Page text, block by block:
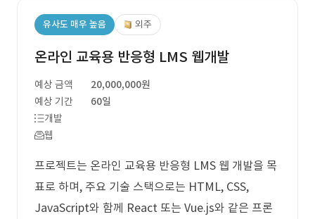
유사도 매우 높음 외주
온라인 교육용 반응형 LMS 웹개발
예상 금액
20,000,000원
예상 기간
60일
개발
웹
프로젝트는 온라인 교육용 반응형 LMS 웹 개발을 목
표로 하며, 주요 기술 스택으로는 HTML, CSS,
JavaScript와 함께 React 또는 Vue.js와 같은 프론